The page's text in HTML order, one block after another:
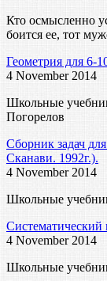
Кто осмысленно
боится ее, тот
Геометрия для 6-
4 November 2014
Школьные
Погорелов
Сборник задач
Сканави. 1992г.).
4 November 2014
Школьные
Систематический
4 November 2014
Школьные